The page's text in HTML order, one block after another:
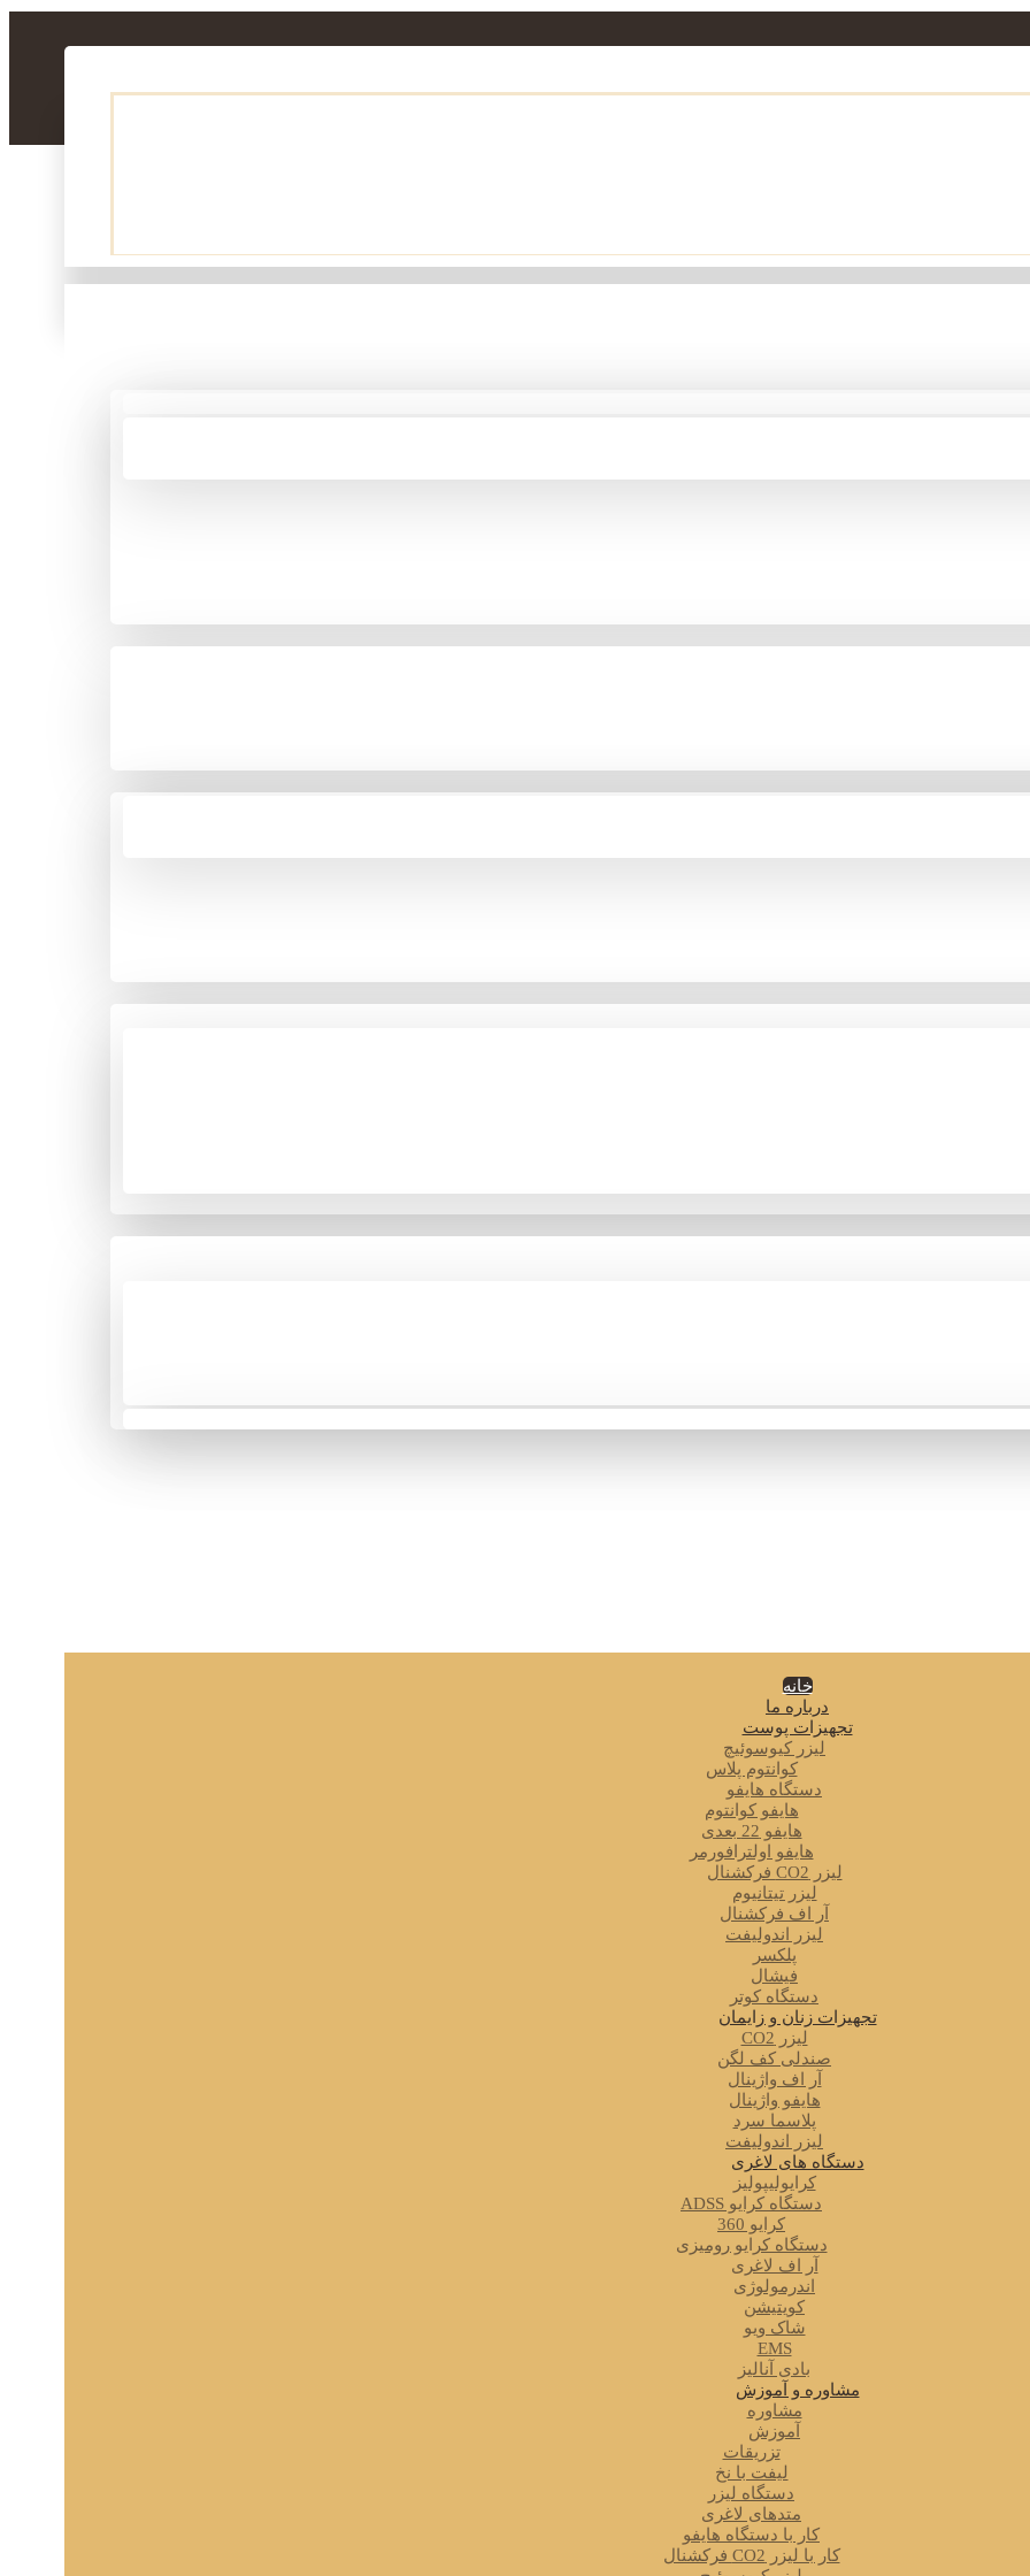
خانه
درباره ما
تجهیزات پوست
لیزر کیوسوئیچ
کوانتوم پلاس
دستگاه هایفو
هایفو کوانتوم
هایفو 22 بعدی
هایفو اولترافورمر
لیزر CO2 فرکشنال
لیزر تیتانیوم
آر اف فرکشنال
لیزر اندولیفت
پلکسر
فیشال
دستگاه کوتر
تجهیزات زنان و زایمان
لیزر CO2
صندلی کف لگن
آر اف واژینال
هایفو واژینال
پلاسما سرد
لیزر اندولیفت
دستگاه های لاغری
کرایولیپولیز
دستگاه کرایو ADSS
کرایو 360
دستگاه کرایو رومیزی
آر اف لاغری
اندرمولوژی
کویتیشن
شاک ویو
EMS
بادی آنالیز
مشاوره و آموزش
مشاوره
آموزش
تزریقات
لیفت با نخ
دستگاه لیزر
متدهای لاغری
کار با دستگاه هایفو
کار با لیزر CO2 فرکشنال